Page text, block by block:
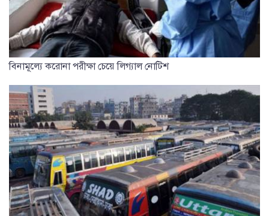
বিনামূল্যে করোনা পরীক্ষা চেয়ে লিগ্যাল নোটিশ